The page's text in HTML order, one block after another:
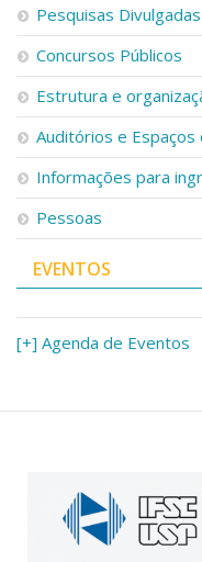
Artes, Cultura e
Museus e Espaços
Serviços
Bibliotecas
Apoio ao Estudante
Segurança,
RH, Administrativo
Outros serviços
Comunicação
Assessorias e Mídias
Aplicativos e Sites
Jornal da USP
Agenda de Eventos
Pesquisas
Concursos Públicos
Estrutura e
Auditórios e Espaços
Informações para
Pessoas
EVENTOS
[+] Agenda de Eventos